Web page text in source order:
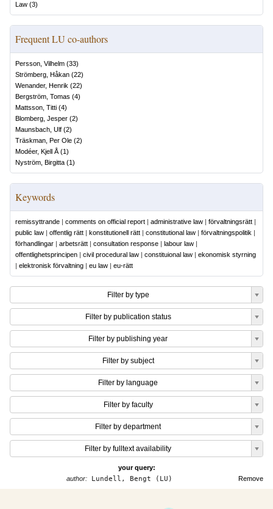
Law (3)
Frequent LU co-authors
Persson, Vilhelm (33)
Strömberg, Håkan (22)
Wenander, Henrik (22)
Bergström, Tomas (4)
Mattsson, Titti (4)
Blomberg, Jesper (2)
Maunsbach, Ulf (2)
Träskman, Per Ole (2)
Modéer, Kjell Å (1)
Nyström, Birgitta (1)
Keywords
remissyttrande | comments on official report | administrative law | förvaltningsrätt |
public law | offentlig rätt | konstitutionell rätt | constitutional law | förvaltningspolitik |
förhandlingar | arbetsrätt | consultation response | labour law |
offentlighetsprincipen | civil procedural law | constituional law | ekonomisk styrning
| elektronisk förvaltning | eu law | eu-rätt
Filter by type
Filter by publication status
Filter by publishing year
Filter by subject
Filter by language
Filter by faculty
Filter by department
Filter by fulltext availability
your query:
Remove
author:Lundell, Bengt (LU)